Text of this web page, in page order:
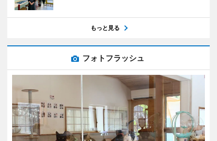
もっと見る
フォトフラッシュ